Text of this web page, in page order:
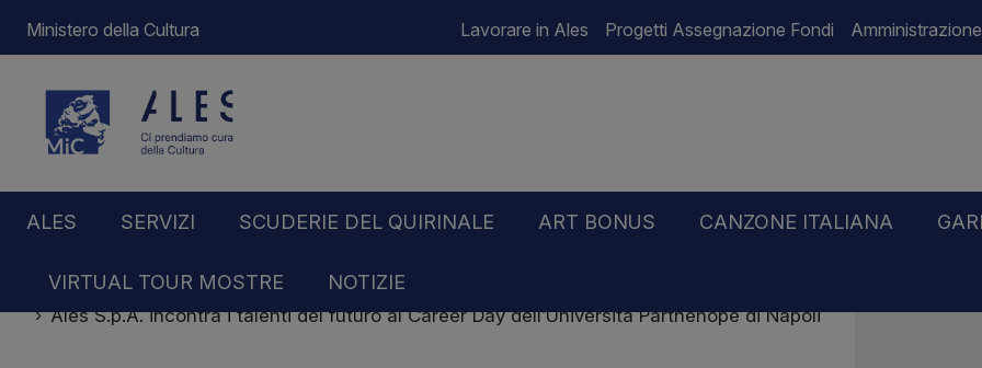
Ministero della Cultura Lavorare in Ales Progetti Assegnazione Fondi
ALES SERVIZI SCUDERIE DEL QUIRINALE ART BONUS CANZONE ITALIANA
VIRTUAL TOUR MOSTRE NOTIZIE
Home
Notizie
Ales S.p.A. incontra i talenti del futuro al Career Day dell’Università Parthenope di Napoli